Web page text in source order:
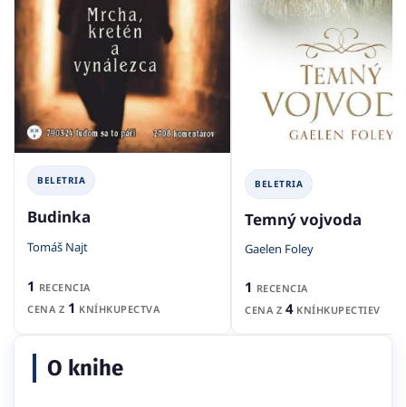
BELETRIA
Budinka
Tomáš Najt
1 RECENCIA
CENA Z 1 KNÍHKUPECTVA
BELETRIA
Temný vojvoda
Gaelen Foley
1 RECENCIA
CENA Z 4KNÍHKUPECTIEV
O knihe